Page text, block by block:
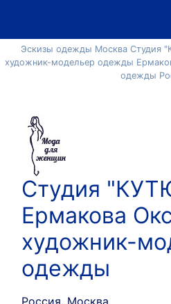
Эскизы одежды Москва Студия
художник-модельер одежды
одежды
Студия
Ермакова
художник-
одежды
Россия, Москва